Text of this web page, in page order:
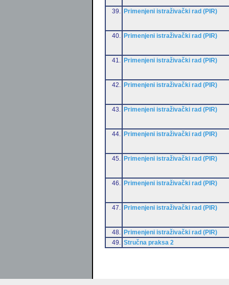
39. Primenjeni istraživački rad (PIR)
40. Primenjeni istraživački rad (PIR)
41. Primenjeni istraživački rad (PIR)
42. Primenjeni istraživački rad (PIR)
43. Primenjeni istraživački rad (PIR)
44. Primenjeni istraživački rad (PIR)
45. Primenjeni istraživački rad (PIR)
46. Primenjeni istraživački rad (PIR)
47. Primenjeni istraživački rad (PIR)
48.
Primenjeni istraživački rad (PIR)
49.
Stručna praksa 2